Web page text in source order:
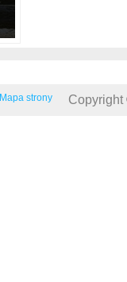
Mapa strony